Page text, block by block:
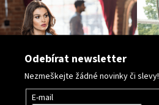
Odebírat newsletter
Nezmeškejte žádné novinky či slevy!
E-mail